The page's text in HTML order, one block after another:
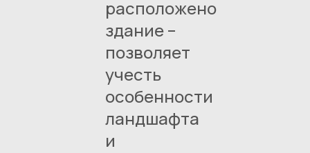
расположено
здание –
позволяет
учесть
особенности
ландшафта
и